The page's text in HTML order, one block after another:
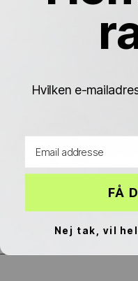
NEW BALANCE 9060 MAGNET
1.650kr
Hvilken e-
FÅ
Nej tak, vil